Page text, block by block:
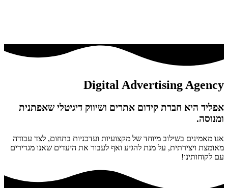
Digital Advertising Agency
אפליד היא חברת קידום אתרים ושיווק דיגיטלי שאפתנית
ומנוסה.
אנו מאמינים בשילוב מיוחד של מקצועיות ועדכניות בתחום, לצד עבודה
מאומצת ויצירתית, על מנת להגיע ואף לעבור את היעדים שאנו מגדירים
עם לקוחותינו!